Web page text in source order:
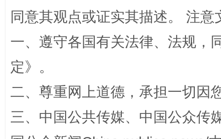
解纷+调解+退费，一次搞定
同意其观点或证实其描述。 注
一、遵守各国有关法律、法规，
定》。
二、尊重网上道德，承担一切因
三、中国公共传媒、中国公众传